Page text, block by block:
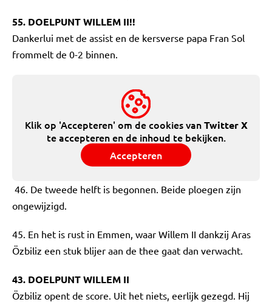
55. DOELPUNT WILLEM II!!
Dankerlui met de assist en de kersverse papa Fran Sol
frommelt de 0-2 binnen.
Klik op 'Accepteren' om de cookies vanTwitter X
te accepteren en de inhoud te bekijken.
Accepteren
46. De tweede helft is begonnen. Beide ploegen zijn
ongewijzigd.
45. En het is rust in Emmen, waar Willem II dankzij Aras
Özbiliz een stuk blijer aan de thee gaat dan verwacht.
43. DOELPUNT WILLEM II
Özbiliz opent de score. Uit het niets, eerlijk gezegd. Hij